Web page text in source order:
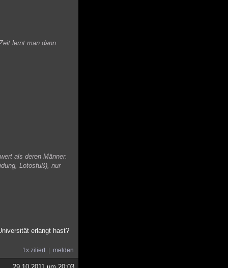
lernt man dann
als deren Männer.
Lotosfuß), nur
erlangt hast?
1x zitiert melden